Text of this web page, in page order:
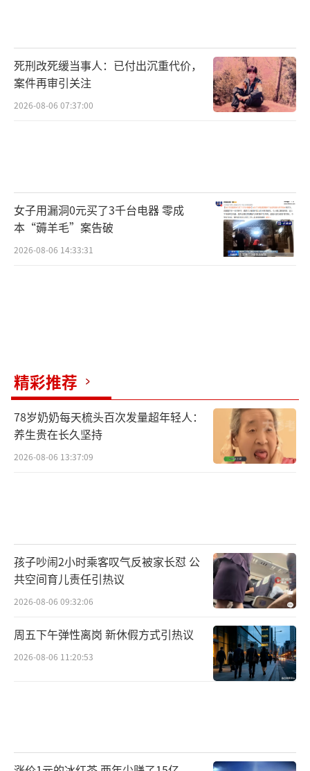
死刑改死缓当事人：已付出沉重代价，
案件再审引关注
2026-08-06 07:37:00
女子用漏洞0元买了3千台电器 零成
本“薅羊毛”案告破
2026-08-06 14:33:31
精彩推荐
78岁奶奶每天梳头百次发量超年轻人：
养生贵在长久坚持
2026-08-06 13:37:09
孩子吵闹2小时乘客叹气反被家长怼 公
共空间育儿责任引热议
2026-08-06 09:32:06
周五下午弹性离岗 新休假方式引热议
2026-08-06 11:20:53